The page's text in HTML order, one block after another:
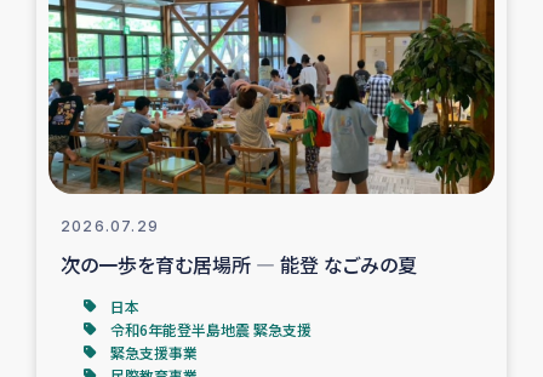
ふりかけ普及と食生活改善による栄養改善事業
フェアトレード事業
緊急支援事業
女性の生計向上を通じた子どもの栄養改善事業
2026.07.29
次の一歩を育む居場所 ― 能登 なごみの夏
日本
令和6年能登半島地震 緊急支援
緊急支援事業